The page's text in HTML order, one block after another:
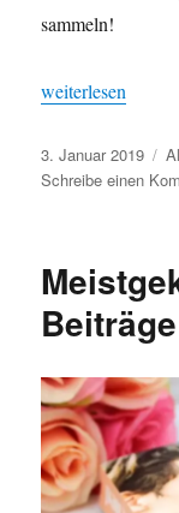
sammeln!
„Meistgeklickt
weiterlesen
Veröffentlicht
am
3. Januar 2019
Schreibe einen
Beiträge